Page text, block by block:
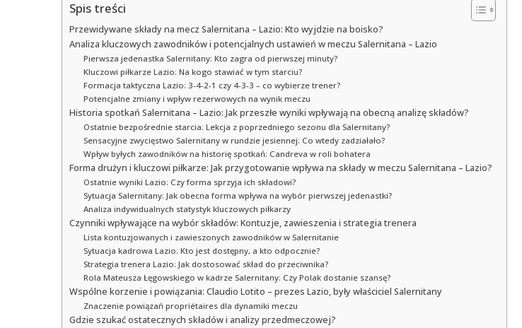
Spis treści
Przewidywane składy na mecz Salernitana – Lazio: Kto wyjdzie na boisko?
Analiza kluczowych zawodników i potencjalnych ustawień w meczu Salernitana – Lazio
Pierwsza jedenastka Salernitany: Kto zagra od pierwszej minuty?
Kluczowi piłkarze Lazio: Na kogo stawiać w tym starciu?
Formacja taktyczna Lazio: 3-4-2-1 czy 4-3-3 – co wybierze trener?
Potencjalne zmiany i wpływ rezerwowych na wynik meczu
Historia spotkań Salernitana – Lazio: Jak przeszłe wyniki wpływają na obecną analizę składów?
Ostatnie bezpośrednie starcia: Lekcja z poprzedniego sezonu dla Salernitany?
Sensacyjne zwycięstwo Salernitany w rundzie jesiennej: Co wtedy zadziałało?
Wpływ byłych zawodników na historię spotkań: Candreva w roli bohatera
Forma drużyn i kluczowi piłkarze: Jak przygotowanie wpływa na składy w meczu Salernitana – Lazio?
Ostatnie wyniki Lazio: Czy forma sprzyja ich składowi?
Sytuacja Salernitany: Jak obecna forma wpływa na wybór pierwszej jedenastki?
Analiza indywidualnych statystyk kluczowych piłkarzy
Czynniki wpływające na wybór składów: Kontuzje, zawieszenia i strategia trenera
Lista kontuzjowanych i zawieszonych zawodników w Salernitanie
Sytuacja kadrowa Lazio: Kto jest dostępny, a kto odpocznie?
Strategia trenera Lazio: Jak dostosować skład do przeciwnika?
Rola Mateusza Łęgowskiego w kadrze Salernitany: Czy Polak dostanie szansę?
Wspólne korzenie i powiązania: Claudio Lotito – prezes Lazio, były właściciel Salernitany
Znaczenie powiązań propriétaires dla dynamiki meczu
Gdzie szukać ostatecznych składów i analizy przedmeczowej?